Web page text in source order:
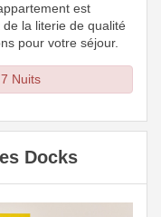
est
la literie de qualité
pour votre séjour.
Nuits
Docks